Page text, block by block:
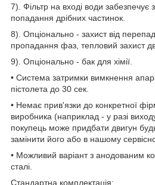
7). Фільтр на вході води забезпечує
попадання дрібних частинок.
8). Опціонально - захист від
пропадання фаз, тепловий захист
9). Опціонально - бак для хімії.
• Система затримки вимкнення
пістолета до 30 сек.
• Немає прив'язки до конкретної
виробника (наприклад - у разі
покупець може придбати двигун
замінити його або в нашому
• Можливий варіант з анодованим
сталі.
Стандартна комплектація: